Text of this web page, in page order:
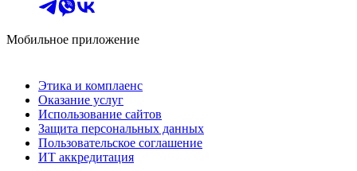
Мобильное приложение
Этика и комплаенс
Оказание услуг
Использование сайтов
Защита персональных данных
Пользовательское соглашение
ИТ аккредитация